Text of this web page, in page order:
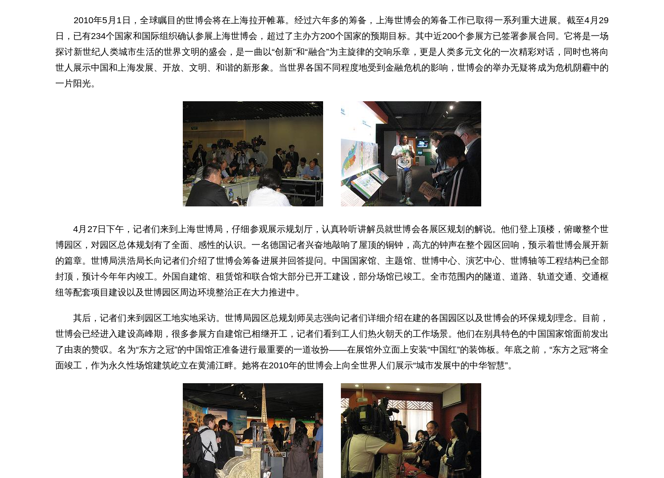
2010年5月1日，全球瞩目的世博会将在上海拉开帷幕。经过六年多的筹备，上海世博会的筹备工作已取得一系列重大进展。截至4月29
日，已有234个国家和国际组织确认参展上海世博会，超过了主办方200个国家的预期目标。其中近200个参展方已签署参展合同。它将是一场
探讨新世纪人类城市生活的世界文明的盛会，是一曲以“创新”和“融合”为主旋律的交响乐章，更是人类多元文化的一次精彩对话，同时也将向
世人展示中国和上海发展、开放、文明、和谐的新形象。当世界各国不同程度地受到金融危机的影响，世博会的举办无疑将成为危机阴霾中的
一片阳光。
4月27日下午，记者们来到上海世博局，仔细参观展示规划厅，认真聆听讲解员就世博会各展区规划的解说。他们登上顶楼，俯瞰整个世
博园区，对园区总体规划有了全面、感性的认识。一名德国记者兴奋地敲响了屋顶的铜钟，高亢的钟声在整个园区回响，预示着世博会展开新
的篇章。世博局洪浩局长向记者们介绍了世博会筹备进展并回答提问。中国国家馆、主题馆、世博中心、演艺中心、世博轴等工程结构已全部
封顶，预计今年年内竣工。外国自建馆、租赁馆和联合馆大部分已开工建设，部分场馆已竣工。全市范围内的隧道、道路、轨道交通、交通枢
纽等配套项目建设以及世博园区周边环境整治正在大力推进中。
其后，记者们来到园区工地实地采访。世博局园区总规划师吴志强向记者们详细介绍在建的各国园区以及世博会的环保规划理念。目前，
世博会已经进入建设高峰期，很多参展方自建馆已相继开工，记者们看到工人们热火朝天的工作场景。他们在别具特色的中国国家馆面前发出
了由衷的赞叹。名为“东方之冠”的中国馆正准备进行最重要的一道妆扮——在展馆外立面上安装“中国红”的装饰板。年底之前，“东方之冠”将全
面竣工，作为永久性场馆建筑屹立在黄浦江畔。她将在2010年的世博会上向全世界人们展示“城市发展中的中华智慧”。